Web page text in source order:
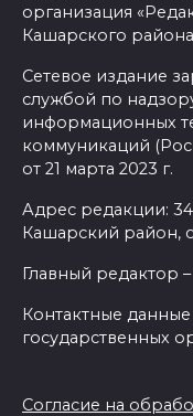
организация
Кашарского
Сетевое издание
службой по
информационных
коммуникаций
от 21 марта 2023 г.
Адрес редакции:
Кашарский район,
Главный редактор
Контактные
государственных
Согласие на